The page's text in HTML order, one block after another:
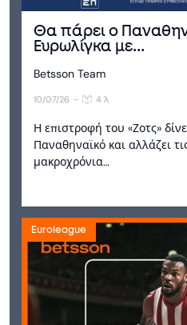
Θα πάρει ο
Ευρωλίγκα με...
Betsson Team
10/07/26 - 4 λ
Η επιστροφή του «Ζοτς»
Παναθηναϊκό και αλλάζει
μακροχρόνια…
Euroleague